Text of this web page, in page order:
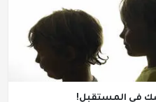
في المستقبل!